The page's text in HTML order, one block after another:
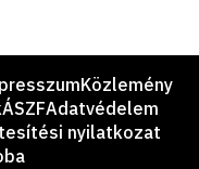
Közlemény
ÁSZFAdatvédelem
nyilatkozat